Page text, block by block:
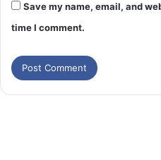
Save my name, email, and
time I comment.